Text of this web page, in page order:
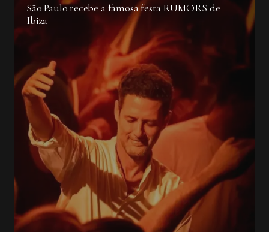
São Paulo recebe a famosa festa RUMORS de
Ibiza